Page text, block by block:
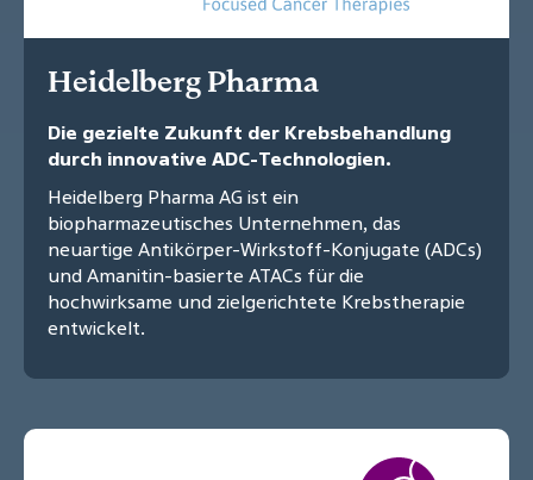
Heidelberg Pharma
Die gezielte Zukunft der Krebsbehandlung
durch innovative ADC-Technologien.
Heidelberg Pharma AG ist ein
biopharmazeutisches Unternehmen, das
neuartige Antikörper-Wirkstoff-Konjugate (ADCs)
und Amanitin-basierte ATACs für die
hochwirksame und zielgerichtete Krebstherapie
entwickelt.